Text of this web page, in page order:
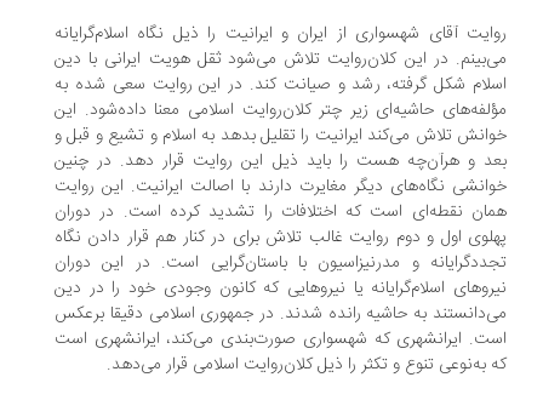
آقای شهسواری از ایران و ایرانیت را ذیل نگاه اسلام‌گرایانه
در این کلان‌روایت تلاش می‌شود ثقل هویت ایرانی با دین
شکل گرفته، رشد و صیانت کند. در این روایت سعی شده به
حاشیه‌ای زیر چتر کلان‌روایت اسلامی معنا داده‌شود. این
تلاش می‌کند ایرانیت را تقلیل بدهد به اسلام و تشیع و قبل و
و هرآن‌چه هست را باید ذیل این روایت قرار دهد. در چنین
نگاه‌های دیگر مغایرت دارند با اصالت ایرانیت. این روایت
نقطه‌ای است که اختلافات را تشدید کرده‌ است. در دوران
اول و دوم روایت غالب تلاش برای در کنار هم قرار دادن نگاه
و مدرنیزاسیون با باستان‌گرایی است. در این دوران
اسلام‌گرایانه یا نیروهایی که کانون وجودی خود را در دین
به حاشیه رانده شدند. در جمهوری اسلامی دقیقا برعکس
ایرانشهری که شهسواری صورت‌بندی می‌کند، ایرانشهری است
به‌نوعی تنوع و تکثر را ذیل کلان‌روایت اسلامی قرار می‌دهد.